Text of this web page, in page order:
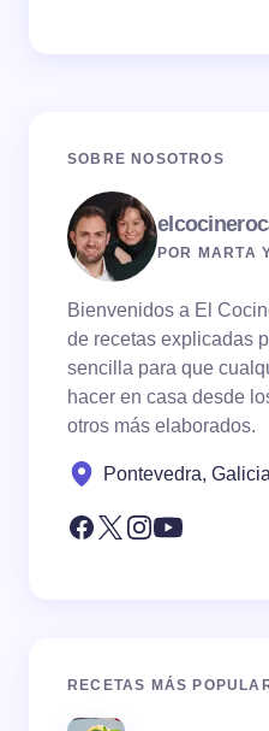
SOBRE NOSOTROS
POR MARTA
Bienvenidos a El
de recetas explicadas
sencilla para que
hacer en casa desde
otros más elaborados.
Pontevedra, Galicia
RECETAS MÁS